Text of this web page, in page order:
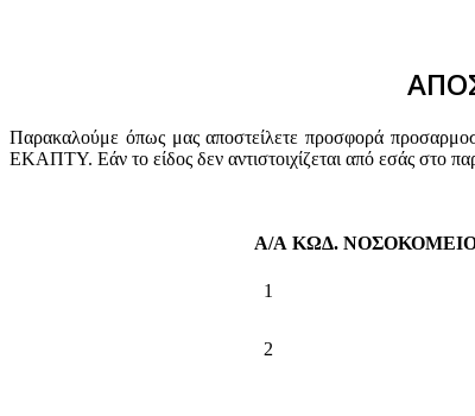
Παρακαλούμε όπως μας αποστείλετε προσφορά
ΕΚΑΠΤΥ. Εάν το είδος δεν αντιστοιχίζεται από εσάς στο
Α/Α ΚΩΔ.
1
2